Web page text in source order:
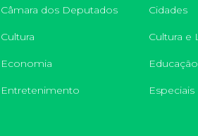
Câmara dos Deputados Cidades
Cultura Cultura e
Economia Educação
Entretenimento Especiais